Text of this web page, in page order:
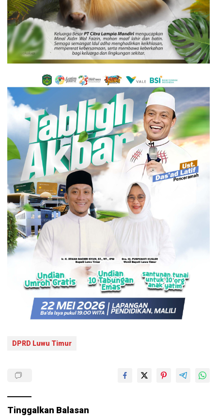
DPRD Luwu Timur
Tinggalkan Balasan